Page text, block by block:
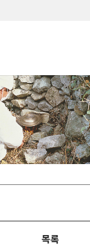
목록